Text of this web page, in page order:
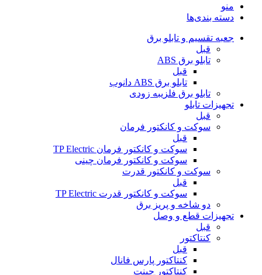
منو
دسته بندی‌ها
جعبه تقسیم و تابلو برق
قبل
تابلو برق ABS
قبل
تابلو برق ABS دانوب
تابلو برق فلزیبه زودی
تجهیزات تابلو
قبل
سوکت و کانکتور فرمان
قبل
سوکت و کانکتور فرمان TP Electric
سوکت و کانکتور فرمان چینی
سوکت و کانکتور قدرت
قبل
سوکت و کانکتور قدرت TP Electric
دو شاخه و پریز برق
تجهیزات قطع و وصل
قبل
کنتاکتور
قبل
کنتاکتور پارس فانال
کنتاکتور چینت